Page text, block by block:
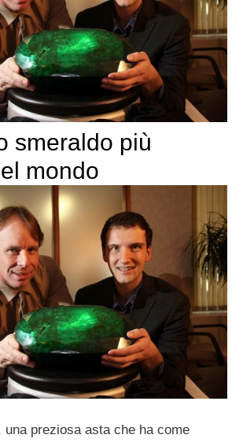
smeraldo più
mondo
preziosa asta che ha come